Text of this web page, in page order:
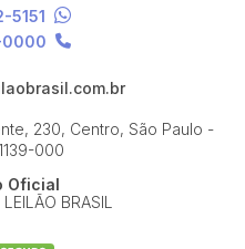
5151
0000
230, Centro, São Paulo -
000
Oficial
BRASIL